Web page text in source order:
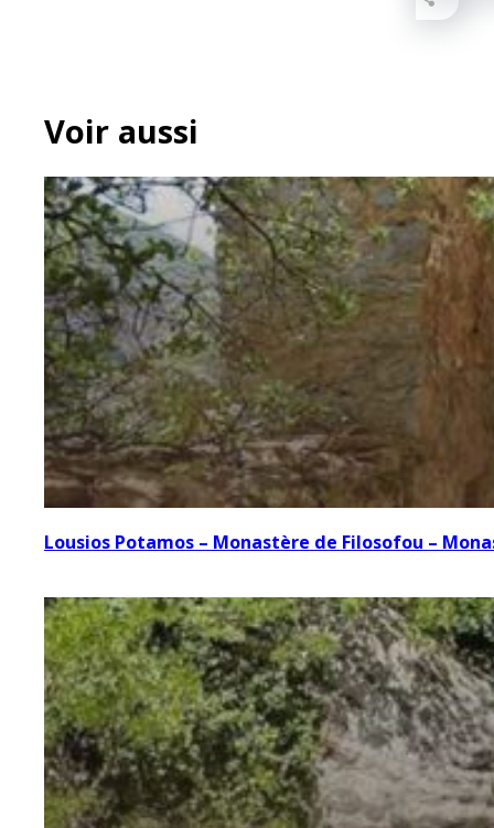
Voir aussi
Lousios Potamos – Monastère de Filosofou –